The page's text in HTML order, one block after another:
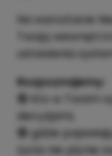
Na warsztacie
Twoją
ustawienia
Rozpoznajemy:
🟢 kto w Twoim
decyzjami,
🟢 gdzie
życia nie płynie